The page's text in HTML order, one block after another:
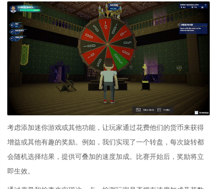
考虑添加迷你游戏或其他功能，让玩家通过花费他们的货币来获得
增益或其他有趣的奖励。例如，我们实现了一个转盘，每次旋转都
会随机选择结果，提供可叠加的速度加成。比赛开始后，奖励将立
即生效。